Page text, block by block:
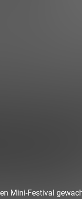
Mini-Festival